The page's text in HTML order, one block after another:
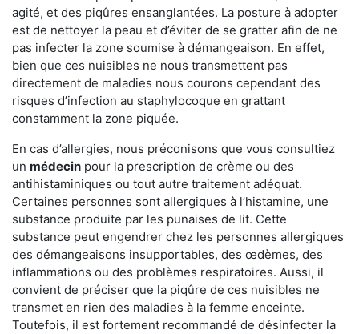
agité, et des piqûres ensanglantées. La posture à adopter
est de nettoyer la peau et d’éviter de se gratter afin de ne
pas infecter la zone soumise à démangeaison. En effet,
bien que ces nuisibles ne nous transmettent pas
directement de maladies nous courons cependant des
risques d’infection au staphylocoque en grattant
constamment la zone piquée.
En cas d’allergies, nous préconisons que vous consultiez
un médecin pour la prescription de crème ou des
antihistaminiques ou tout autre traitement adéquat.
Certaines personnes sont allergiques à l’histamine, une
substance produite par les punaises de lit. Cette
substance peut engendrer chez les personnes allergiques
des démangeaisons insupportables, des œdèmes, des
inflammations ou des problèmes respiratoires. Aussi, il
convient de préciser que la piqûre de ces nuisibles ne
transmet en rien des maladies à la femme enceinte.
Toutefois, il est fortement recommandé de désinfecter la